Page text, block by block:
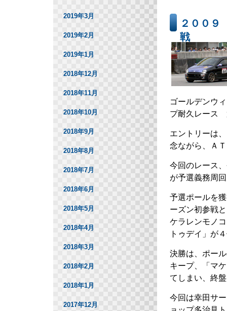
２００
戦
ゴールデンウ
プ耐久レース
エントリーは
念ながら、Ａ
今回のレース
が予選義務周
予選ポールを
ーズン初参戦
ケラレンモノ
トゥデイ」が
決勝は、ポー
キープ、「マ
てしまい、終
今回は幸田サ
2019年3月
2019年2月
2019年1月
2018年12月
2018年11月
2018年10月
2018年9月
2018年8月
2018年7月
2018年6月
2018年5月
2018年4月
2018年3月
2018年2月
2018年1月
2017年12月